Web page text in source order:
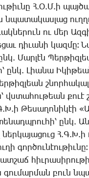
Հ.Օ.Մ.ի
նպա­տա­կաս­լաց
ու մեր
դի­ւա­նի կազ­մը։
­Մար­լէն
ընկ. ­Լիա­նա
վստա­հու­թեան քո­ւէ
­Թե­սա­ղո­նի­կէի
ընկ.
Հ.Գ.Խ.ի
գոր­ծու­նէու­թիւ­նը։
գու­մար­ման բուն